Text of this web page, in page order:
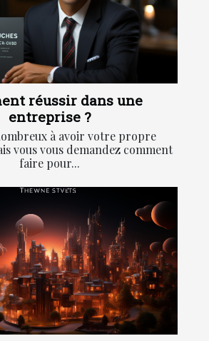
réussir dans une
entreprise ?
à avoir votre propre
vous vous demandez comment
faire pour...